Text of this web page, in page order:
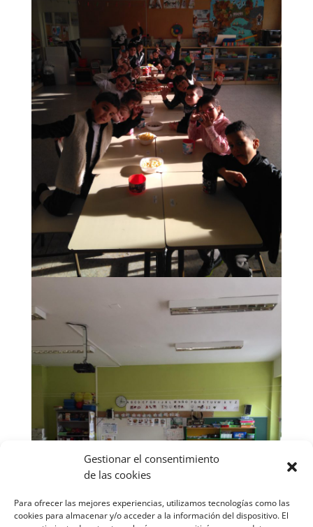
Gestionar el consentimiento
de las cookies
Para ofrecer las mejores experiencias, utilizamos tecnologías como las
cookies para almacenar y/o acceder a la información del dispositivo. El